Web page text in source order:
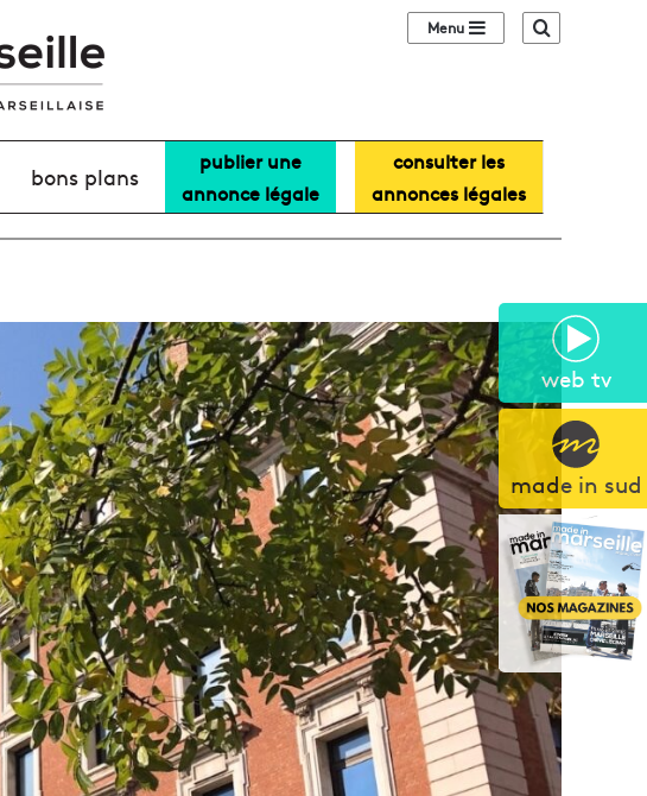
web tv
made in sud
Sidebar (barre
bons plans
publier une
annonce légale
consulter les
annonces légales